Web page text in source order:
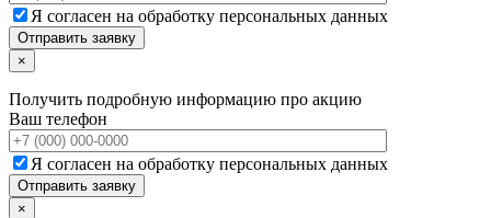
Я согласен на обработку персональных данных
×
Получить подробную информацию про акцию
Ваш телефон
Я согласен на обработку персональных данных
×